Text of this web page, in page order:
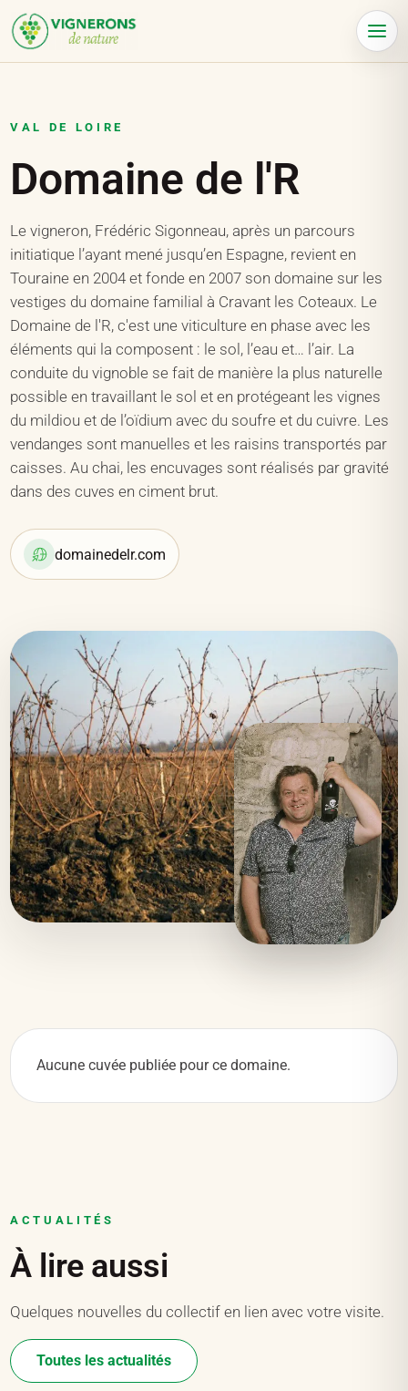
Menu
VAL DE LOIRE
Domaine de l'R
Le vigneron, Frédéric Sigonneau, après un parcours
initiatique l’ayant mené jusqu’en Espagne, revient en
Touraine en 2004 et fonde en 2007 son domaine sur les
vestiges du domaine familial à Cravant les Coteaux. Le
Domaine de l'R, c'est une viticulture en phase avec les
éléments qui la composent : le sol, l’eau et… l’air. La
conduite du vignoble se fait de manière la plus naturelle
possible en travaillant le sol et en protégeant les vignes
du mildiou et de l’oïdium avec du soufre et du cuivre. Les
vendanges sont manuelles et les raisins transportés par
caisses. Au chai, les encuvages sont réalisés par gravité
dans des cuves en ciment brut.
domainedelr.com
Aucune cuvée publiée pour ce domaine.
ACTUALITÉS
À lire aussi
Quelques nouvelles du collectif en lien avec votre visite.
Toutes les actualités
Panneau de gestion des cookies